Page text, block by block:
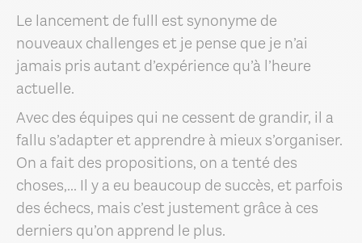
Le lancement de fulll est synonyme de
nouveaux challenges et je pense que je n’ai
jamais pris autant d’expérience qu’à l’heure
actuelle.
Avec des équipes qui ne cessent de grandir, il a
fallu s’adapter et apprendre à mieux s’organiser.
On a fait des propositions, on a tenté des
choses,... Il y a eu beaucoup de succès, et parfois
des échecs, mais c’est justement grâce à ces
derniers qu’on apprend le plus.